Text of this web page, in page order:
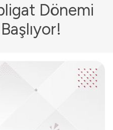
Dönemi